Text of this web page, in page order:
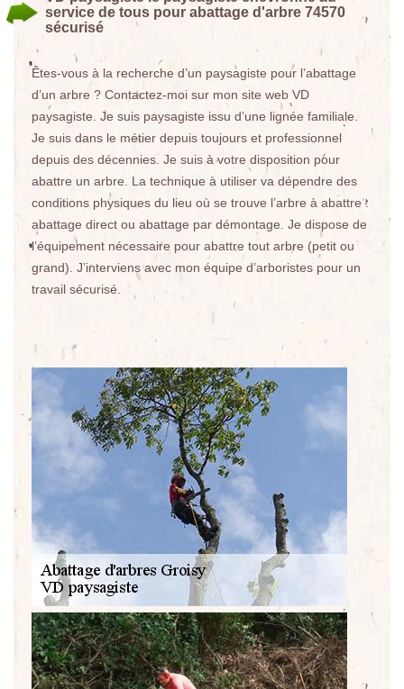
service de tous pour abattage d'arbre 74570
sécurisé
Êtes-vous à la recherche d’un paysagiste pour l’abattage
d’un arbre ? Contactez-moi sur mon site web VD
paysagiste. Je suis paysagiste issu d’une lignée familiale.
Je suis dans le métier depuis toujours et professionnel
depuis des décennies. Je suis à votre disposition pour
abattre un arbre. La technique à utiliser va dépendre des
conditions physiques du lieu où se trouve l’arbre à abattre :
abattage direct ou abattage par démontage. Je dispose de
l’équipement nécessaire pour abattre tout arbre (petit ou
grand). J’interviens avec mon équipe d’arboristes pour un
travail sécurisé.